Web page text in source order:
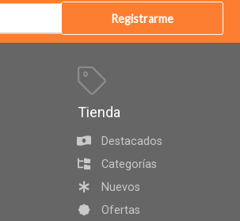
Registrarme
Tienda
Destacados
Categorías
Nuevos
Ofertas